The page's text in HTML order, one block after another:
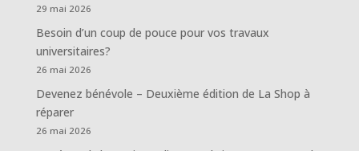
29 mai 2026
Besoin d’un coup de pouce pour vos travaux
universitaires?
26 mai 2026
Devenez bénévole – Deuxième édition de La Shop à
réparer
26 mai 2026